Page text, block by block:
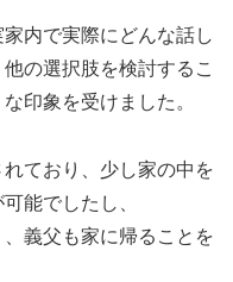
内で実際にどんな話し
の選択肢を検討するこ
印象を受けました。
ており、少し家の中を
能でしたし、
義父も家に帰ることを